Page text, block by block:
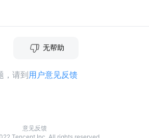
无帮助
，请到用户意见反馈
意见反馈